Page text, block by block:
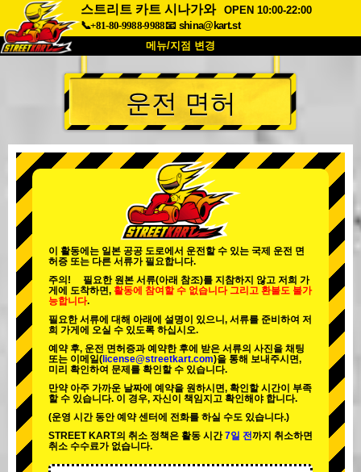
스트리트 카트 시나가와
OPEN 10:00-22:00
📞+81-80-9988-9988📧 shina@kart.st
메뉴/지점 변경
최상단
소개 사양 가격
회사 정보 예약
지점 변경
도쿄 시나가와 #1
도쿄 아키하바라#2 도쿄 시부야
도쿄 시부야 애넥스
도쿄 아사쿠사 오사카
오키나와
운전 면허
이 활동에는 일본 공공 도로에서 운전할 수 있는 국제 운전 면
허증 또는 다른 서류가 필요합니다.
주의! 필요한 원본 서류(아래 참조)를 지참하지 않고 저희 가
게에 도착하면, 활동에 참여할 수 없습니다 그리고 환불도 불가
능합니다.
필요한 서류에 대해 아래에 설명이 있으니, 서류를 준비하여 저
희 가게에 오실 수 있도록 하십시오.
예약 후, 운전 면허증과 예약한 후에 받은 서류의 사진을 채팅
또는 이메일( license@streetkart.com)을 통해 보내주시면,
미리 확인하여 문제를 확인할 수 있습니다.
만약 아주 가까운 날짜에 예약을 원하시면, 확인할 시간이 부족
할 수 있습니다. 이 경우, 자신이 책임지고 확인해야 합니다.
(운영 시간 동안 예약 센터에 전화를 하실 수도 있습니다.)
STREET KART의 취소 정책은 활동 시간7일 전까지 취소하면
취소 수수료가 없습니다.